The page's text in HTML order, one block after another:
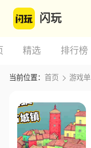
闪玩
精选 排行榜
当前位置： 首页 游戏单